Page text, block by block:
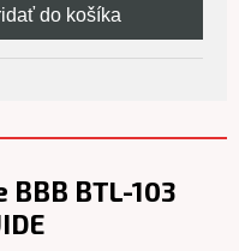
do košíka
BTL-103